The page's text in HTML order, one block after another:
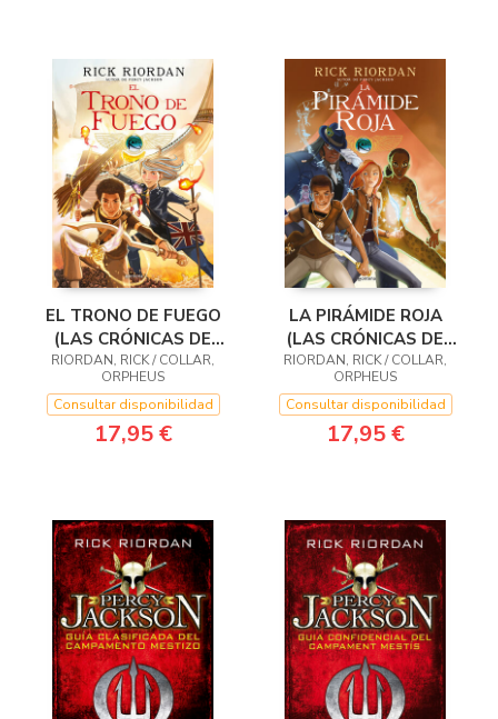
EL TRONO DE FUEGO
(LAS CRÓNICAS DE
LOS KANE [CÓMIC] 2)
RIORDAN, RICK / COLLAR,
ORPHEUS
Consultar disponibilidad
17,95 €
LA PIRÁMIDE ROJA
(LAS CRÓNICAS DE
LOS KANE [CÓMIC] 1)
RIORDAN, RICK / COLLAR,
ORPHEUS
Consultar disponibilidad
17,95 €